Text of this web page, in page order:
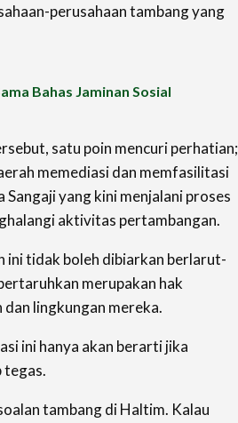
perusahaan tambang yang
Bahas Jaminan Sosial
satu poin mencuri perhatian;
memediasi dan memfasilitasi
Sangaji yang kini menjalani proses
aktivitas pertambangan.
ini tidak boleh dibiarkan berlarut-
merupakan hak
lingkungan mereka.
ini hanya akan berarti jika
tegas.
tambang di Haltim. Kalau